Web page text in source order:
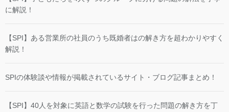
に解説！
【SPI】ある営業所の社員のうち既婚者はの解き方を超わかりやすく
解説！
SPIの体験談や情報が掲載されているサイト・ブログ記事まとめ！
【SPI】40人を対象に英語と数学の試験を行った問題の解き方を丁